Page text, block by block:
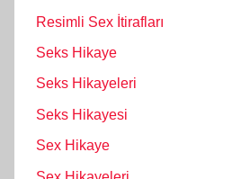
Resimli Sex İtirafları
Seks Hikaye
Seks Hikayeleri
Seks Hikayesi
Sex Hikaye